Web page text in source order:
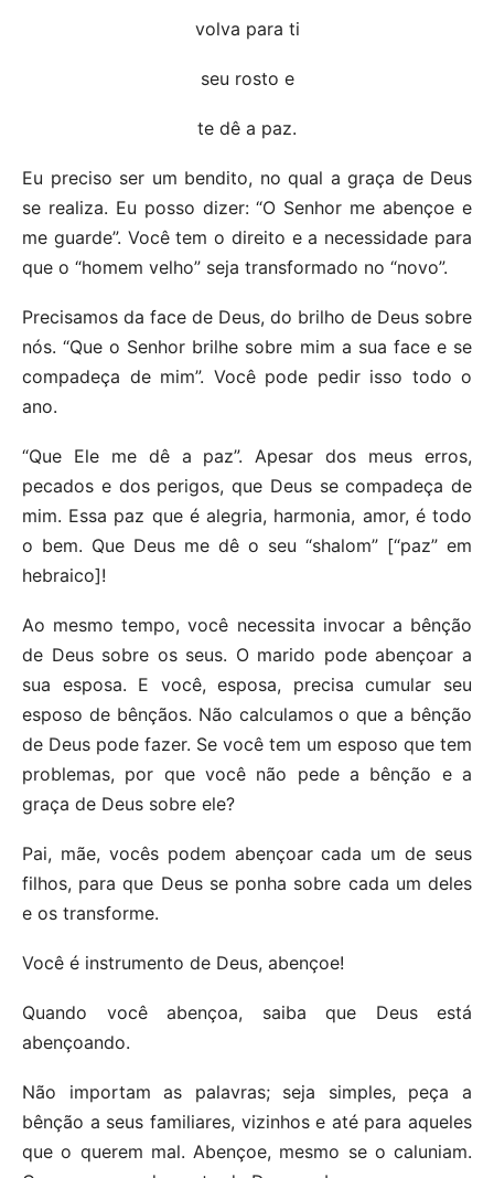
volva para ti
seu rosto e
te dê a paz.
Eu preciso ser um bendito, no qual a graça de Deus
se realiza. Eu posso dizer: “O Senhor me abençoe e
me guarde”. Você tem o direito e a necessidade para
que o “homem velho” seja transformado no “novo”.
Precisamos da face de Deus, do brilho de Deus sobre
nós. “Que o Senhor brilhe sobre mim a sua face e se
compadeça de mim”. Você pode pedir isso todo o
ano.
“Que Ele me dê a paz”. Apesar dos meus erros,
pecados e dos perigos, que Deus se compadeça de
mim. Essa paz que é alegria, harmonia, amor, é todo
o bem. Que Deus me dê o seu “shalom” [“paz” em
hebraico]!
Ao mesmo tempo, você necessita invocar a bênção
de Deus sobre os seus. O marido pode abençoar a
sua esposa. E você, esposa, precisa cumular seu
esposo de bênçãos. Não calculamos o que a bênção
de Deus pode fazer. Se você tem um esposo que tem
problemas, por que você não pede a bênção e a
graça de Deus sobre ele?
Pai, mãe, vocês podem abençoar cada um de seus
filhos, para que Deus se ponha sobre cada um deles
e os transforme.
Você é instrumento de Deus, abençoe!
Quando você abençoa, saiba que Deus está
abençoando.
Não importam as palavras; seja simples, peça a
bênção a seus familiares, vizinhos e até para aqueles
que o querem mal. Abençoe, mesmo se o caluniam.